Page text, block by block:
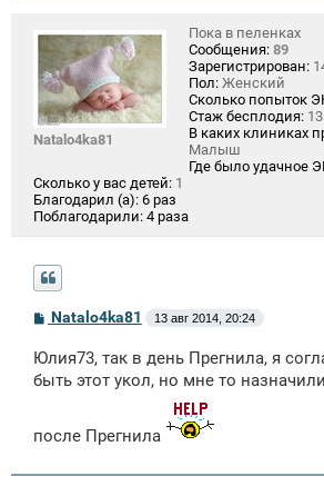
Natalo4ka81
Пока в пеленках
Сообщения: 89
Зарегистрирован:
Пол: Женский
Сколько попыток
Стаж бесплодия: 13
В каких клиниках
Малыш
Где было удачное
Сколько у вас детей: 1
Благодарил (а): 6 раз
Поблагодарили: 4 раза
С
о
б
щ
е
Natalo4ka81 13 авг 2014, 20:24
Юлия73, так в день Прегнила, я
быть этот укол, но мне то
после Прегнила